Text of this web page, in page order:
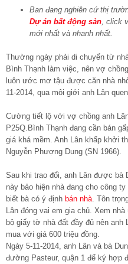
Ban đang nghiên cứ thị
Dự án bất động sản , click
mới nhất và nhanh nhất.
Thường ngày phải di chuyển từ
Bình Thạnh làm việc, nên vợ
luôn ước mơ tậu được căn nhà
11-2014, qua môi giới anh Lân quen
Cường tiết lộ với vợ chồng anh
P25Q.Bình Thạnh đang cần bán
giá khá mềm. Anh Lân khấp khởi
Nguyễn Phượng Dung (SN 1966).
Sau khi trao đổi, anh Lân được bà
này bảo hiện nhà đang cho công
biết bà có ý định bán nhà . Tôn
Lân đóng vai em gia chủ. Xem
bộ giấy tờ nhà đất đầy đủ nên
mua với giá 600 triệu đồng.
Ngày 5-11-2014, anh Lân và bà
đường Pasteur, quận 1 để ký hợp